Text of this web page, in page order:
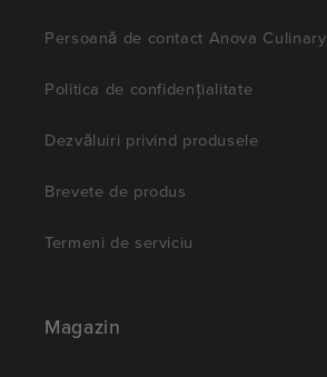
Persoană de contact Anova Culinary
Politica de confidențialitate
Dezvăluiri privind produsele
Brevete de produs
Termeni de serviciu
Magazin